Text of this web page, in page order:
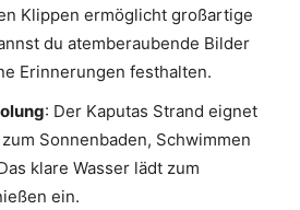
Klippen ermöglicht großartige
du atemberaubende Bilder
Erinnerungen festhalten.
: Der Kaputas Strand eignet
Sonnenbaden, Schwimmen
klare Wasser lädt zum
ein.